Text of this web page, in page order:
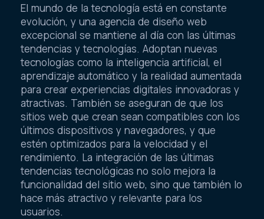
El mundo de la tecnología está en constante
evolución, y una agencia de diseño web
excepcional se mantiene al día con las últimas
tendencias y tecnologías. Adoptan nuevas
tecnologías como la inteligencia artificial, el
aprendizaje automático y la realidad aumentada
para crear experiencias digitales innovadoras y
atractivas. También se aseguran de que los
sitios web que crean sean compatibles con los
últimos dispositivos y navegadores, y que
estén optimizados para la velocidad y el
rendimiento. La integración de las últimas
tendencias tecnológicas no solo mejora la
funcionalidad del sitio web, sino que también lo
hace más atractivo y relevante para los
usuarios.